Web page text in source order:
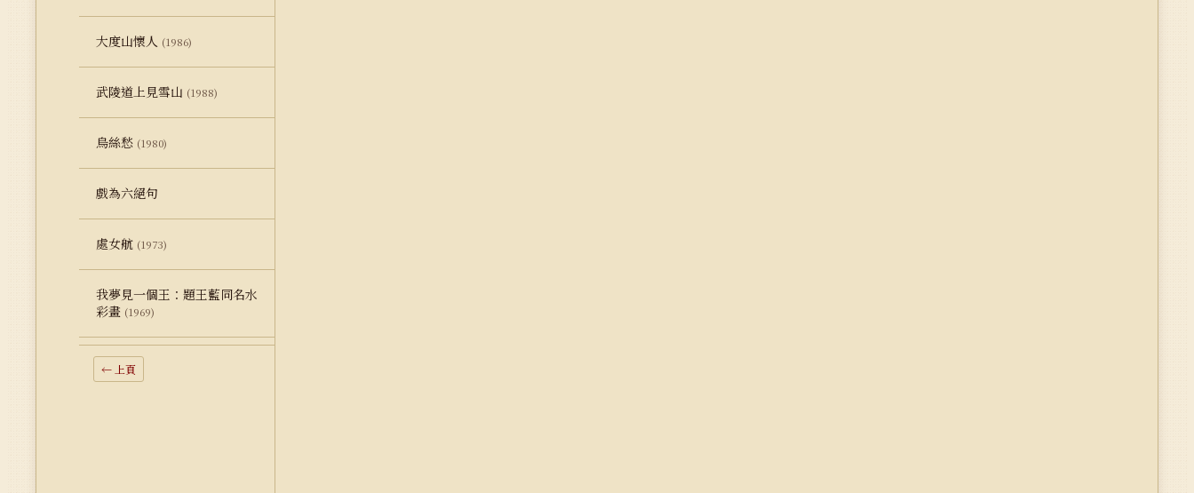
大度山懷人 (1986)
武陵道上見雪山 (1988)
烏絲愁 (1980)
戲為六絕句
處女航 (1973)
我夢見一個王：題王藍同名水
彩畫 (1969)
← 上頁